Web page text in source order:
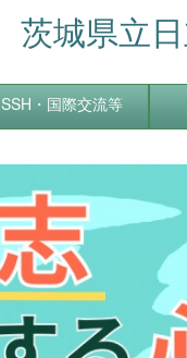
茨城県立
SSH・国際交流等